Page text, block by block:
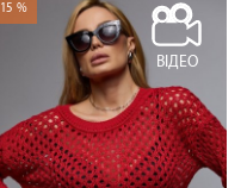
15 %
ВІДЕО